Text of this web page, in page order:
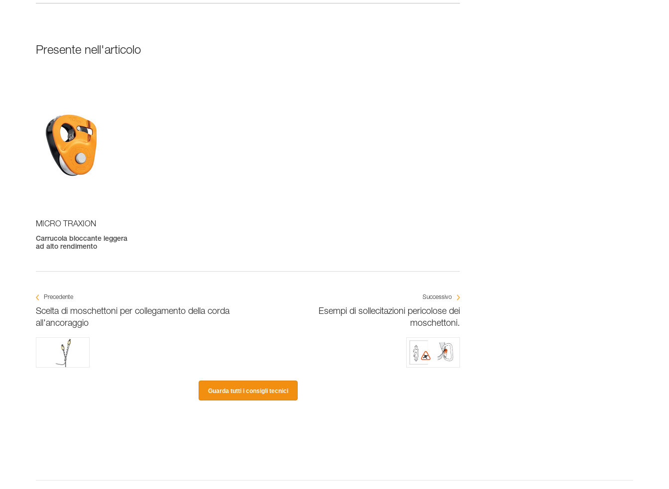
Presente nell'articolo
MICRO TRAXION
Carrucola bloccante leggera
ad alto rendimento
Precedente
Scelta di moschettoni per collegamento della corda
all'ancoraggio
Successivo
Esempi di sollecitazioni pericolose dei
moschettoni.
Guarda tutti i consigli tecnici